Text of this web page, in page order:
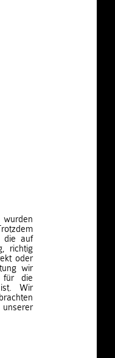
die auf
richtig
oder
wir
für die
ist. Wir